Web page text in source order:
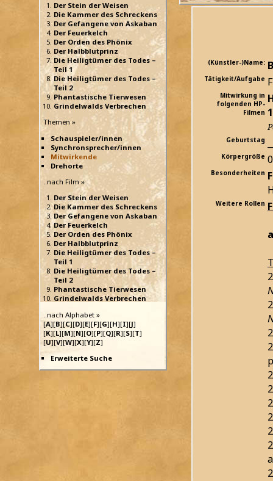
Der Stein der Weisen
Die Kammer des Schreckens
Der Gefangene von Askaban
Der Feuerkelch
Der Orden des Phönix
Der Halbblutprinz
Die Heiligtümer des Todes –
Teil 1
Die Heiligtümer des Todes –
Teil 2
Phantastische Tierwesen
Grindelwalds Verbrechen
Themen »
Schauspieler/innen
Synchronsprecher/innen
Mitwirkende
Drehorte
..nach Film »
Der Stein der Weisen
Die Kammer des Schreckens
Der Gefangene von Askaban
Der Feuerkelch
Der Orden des Phönix
Der Halbblutprinz
Die Heiligtümer des Todes –
Teil 1
Die Heiligtümer des Todes –
Teil 2
Phantastische Tierwesen
Grindelwalds Verbrechen
..nach Alphabet »
[A][B][C][D][E][F][G][H][I][J]
[K][L][M][N][O][P][Q][R][S][T]
[U][V][W][X][Y][Z]
Erweiterte Suche
(Künstler-)Name:
Tätigkeit/Aufgabe
Mitwirkung in
folgenden HP-
Filmen 1
Geburtstag
Körpergröße
Besonderheiten
Weitere Rollen